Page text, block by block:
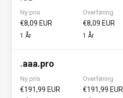
Ny pris
€8,09 EUR
1 År
Overføring
€8,09 EUR
1 År
.aaa.pro
Ny pris
€191,99 EUR
Overføring
€191,99 EUR